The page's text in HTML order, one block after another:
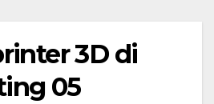
3D di
05